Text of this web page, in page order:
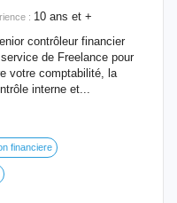
: 10 ans et +
contrôleur financier
de Freelance pour
votre comptabilité, la
interne et...
financiere